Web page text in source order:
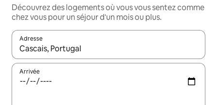
Découvrez des logements où vous vous sentez comme
chez vous pour un séjour d'un mois ou plus.
Adresse
Lorsque les résultats s'affichent, utilisez les flèches vers le
Arrivée